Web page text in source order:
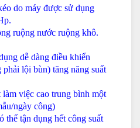
do máy được sử dụng
ruộng nước ruộng khô.
dễ dàng điều khiển
lội bùn) tăng năng suất
làm việc cao trung bình một
ngày công)
thể tận dụng hết công suất